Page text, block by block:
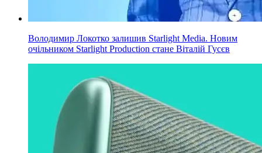
Володимир Локотко залишив Starlight Media. Новим
очільником Starlight Production стане Віталій Гусєв